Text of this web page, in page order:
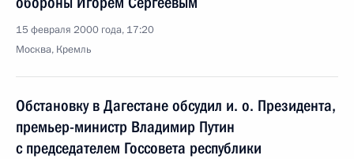
15 февраля 2000 года, 17:20
Москва, Кремль
Обстановку в Дагестане обсудил и. о. Президента,
премьер-министр Владимир Путин
с председателем Госсовета республики